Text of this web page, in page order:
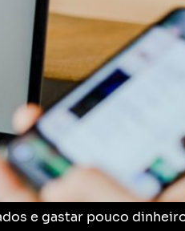
e gastar pouco